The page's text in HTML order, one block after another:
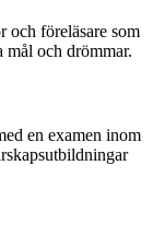
och föreläsare som
mål och drömmar.
en examen inom